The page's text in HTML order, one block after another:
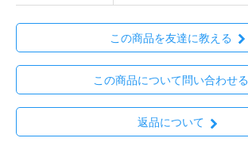
この商品を友達に教える
この商品について問い合わせる
返品について